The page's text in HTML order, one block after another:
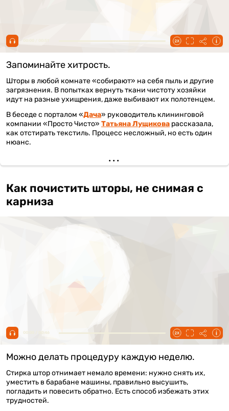
Запоминайте хитрость.
Шторы в любой комнате «собирают» на себя пыль и другие
загрязнения. В попытках вернуть ткани чистоту хозяйки
идут на разные ухищрения, даже выбивают их полотенцем.
В беседе с порталом «Дача» руководитель клининговой
компании «Просто Чисто» Татьяна Лущикова рассказала,
как отстирать текстиль. Процесс несложный, но есть один
нюанс.
Как почистить шторы, не снимая с
карниза
00:00 / 00:46
Можно делать процедуру каждую неделю.
Стирка штор отнимает немало времени: нужно снять их,
уместить в барабане машины, правильно высушить,
погладить и повесить обратно. Есть способ избежать этих
трудностей.